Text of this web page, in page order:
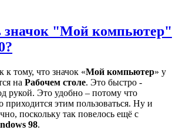
значок "Мой компьютер"
тому, что значок «Мой компьютер» у
на Рабочем столе. Это быстро -
рукой. Это удобно – потому что
приходится этим пользоваться. Ну и
поскольку так повелось ещё с
98.